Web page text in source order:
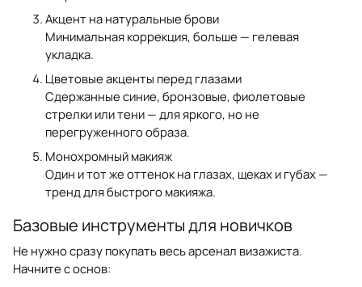
Акцент на натуральные брови
Минимальная коррекция, больше — гелевая
укладка.
Цветовые акценты перед глазами
Сдержанные синие, бронзовые, фиолетовые
стрелки или тени — для яркого, но не
перегруженного образа.
Монохромный макияж
Один и тот же оттенок на глазах, щеках и губах —
тренд для быстрого макияжа.
Базовые инструменты для новичков
Не нужно сразу покупать весь арсенал визажиста.
Начните с основ: